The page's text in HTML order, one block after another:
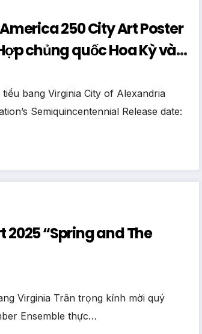
250 City Art Poster
chủng quốc Hoa Kỳ vào
bang Virginia City of Alexandria
Semiquincentennial Release date:
“Spring and The
Virginia Trân trọng kính mời quý
Ensemble thực…